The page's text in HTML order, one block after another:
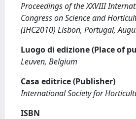
Proceedings of the XXVIII
Congress on Science and
(IHC2010) Lisbon, Portugal,
Luogo di edizione (Place of
Leuven, Belgium
Casa editrice (Publisher)
International Society for
ISBN